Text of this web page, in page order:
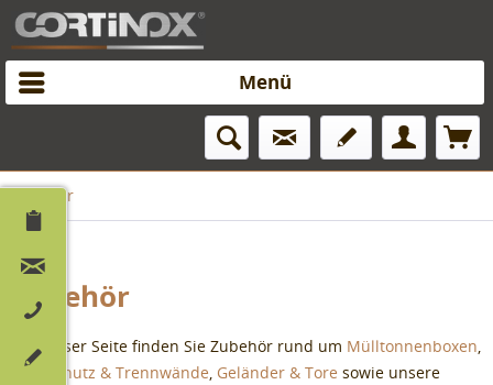
Menü
Zubehör
Zubehör
Auf dieser Seite finden Sie Zubehör rund um Mülltonnenboxen,
Sichtschutz & Trennwände, Geländer & Tore sowie unsere